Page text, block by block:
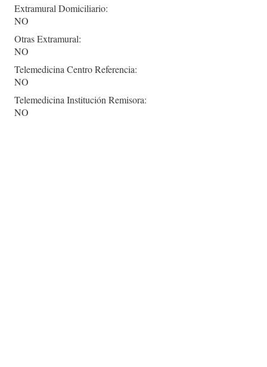
Extramural Domiciliario:
NO
Otras Extramural:
NO
Telemedicina Centro Referencia:
NO
Telemedicina Institución Remisora:
NO